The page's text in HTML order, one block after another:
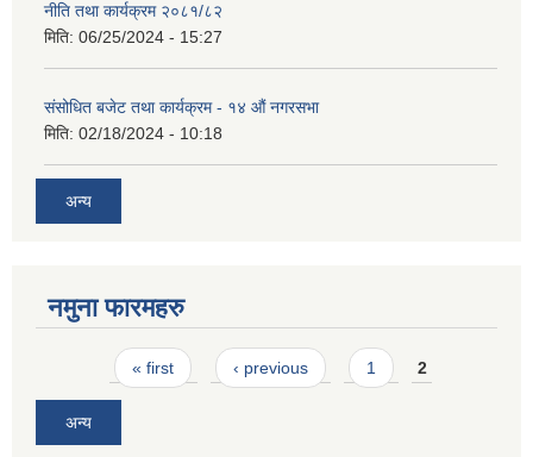
नीति तथा कार्यक्रम २०८१/८२
मिति: 06/25/2024 - 15:27
संसोधित बजेट तथा कार्यक्रम - १४ औं नगरसभा
मिति: 02/18/2024 - 10:18
अन्य
नमुना फारमहरु
Pages« first ‹ previous 1 2
अन्य